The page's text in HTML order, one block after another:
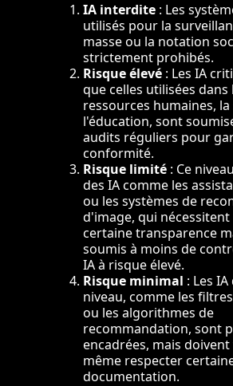
IA interdite : Les
utilisés pour la
masse ou la notation
strictement prohibés.
Risque élevé : Les IA
que celles utilisées dans
ressources humaines,
l'éducation, sont
audits réguliers pour
conformité.
Risque limité : Ce
des IA comme les
ou les systèmes de
d'image, qui nécessitent
certaine transparence
soumis à moins de
IA à risque élevé.
Risque minimal : Les
niveau, comme les
ou les algorithmes de
recommandation, sont
encadrées, mais
même respecter
documentation.